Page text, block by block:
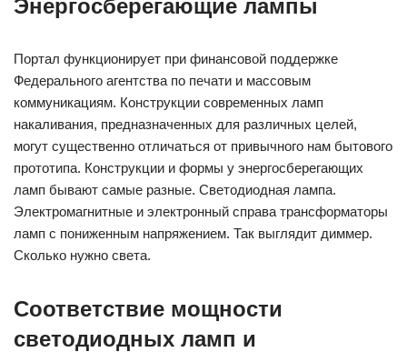
Энергосберегающие лампы
Портал функционирует при финансовой поддержке
Федерального агентства по печати и массовым
коммуникациям. Конструкции современных ламп
накаливания, предназначенных для различных целей,
могут существенно отличаться от привычного нам бытового
прототипа. Конструкции и формы у энергосберегающих
ламп бывают самые разные. Светодиодная лампа.
Электромагнитные и электронный справа трансформаторы
ламп с пониженным напряжением. Так выглядит диммер.
Сколько нужно света.
Соответствие мощности
светодиодных ламп и